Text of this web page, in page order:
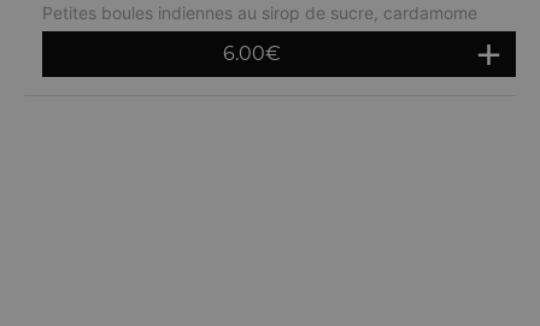
Petites boules indiennes au sirop de sucre, cardamome
6.00€